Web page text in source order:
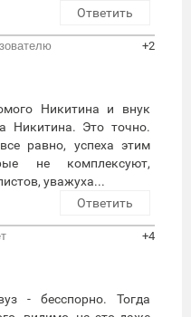
Ответить
+2
Никитина и внук
Никитина. Это точно.
равно, успеха этим
не комплексуют,
уважуха...
Ответить
+4
- бесспорно. Тогда